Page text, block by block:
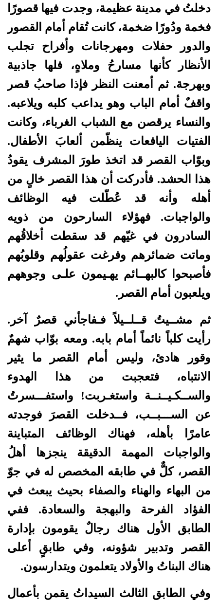
دخلتُ في مدينة عظيمة، وجدت فيها قصورًا
فخمة ودُورًا ضخمة، كانت تُقام أمام القصور
والدور حفلات ومهرجانات وأفراح تجلب
الأنظار كأنها مسارحُ وملاهٍ، فلها جاذبية
وبهرجة. ثم أمعنت النظر فإذا صاحبُ قصر
واقفٌ أمام الباب وهو يداعب كلبه ويلاعبه.
والنساء يرقصن مع الشباب الغرباء، وكانت
الفتيات اليافعات ينظّمن ألعابَ الأطفال.
وبوّاب القصر قد اتخذ طورَ المشرف يقودُ
هذا الحشد. فأدركت أن هذا القصر خالٍ من
أهله وأنه قد عُطّلت فيه الوظائف
والواجبات. فهؤلاء السارحون من ذويه
السادرون في غيّهم قد سقطت أخلاقُهم
وماتت ضمائرهم وفرغت عقولُهم وقلوبُهم
فأصبحوا كالبهــائم يهـيمون علـى وجوههم
ويلعبون أمام القصر.
ثم مشــيتُ قــلــيلاً فـفاجأني قصرٌ آخر.
رأيت كلباً نائماً أمام بابه. ومعه بوّاب شهمٌ
وقور هادئ، وليس أمام القصر ما يثير
الانتباه، فتعجبت من هذا الهدوء
والســكـيــنــة واستغـربت! واستفـــسرتُ
عن الســـبــب، فــدخلت القصرَ فوجدته
عامرًا بأهله، فهناك الوظائف المتباينة
والواجبات المهمة الدقيقة ينجزها أهلُ
القصر، كلٌّ في طابقه المخصص له في جوّ
من البهاء والهناء والصفاء بحيث يبعث في
الفؤاد الفرحة والبهجة والسعادة. ففي
الطابق الأول هناك رجالٌ يقومون بإدارة
القصر وتدبير شؤونه، وفي طابقٍ أعلى
هناك البناتُ والأولاد يتعلمون ويتدارسون.
وفي الطابق الثالث السيداتُ يقمن بأعمال